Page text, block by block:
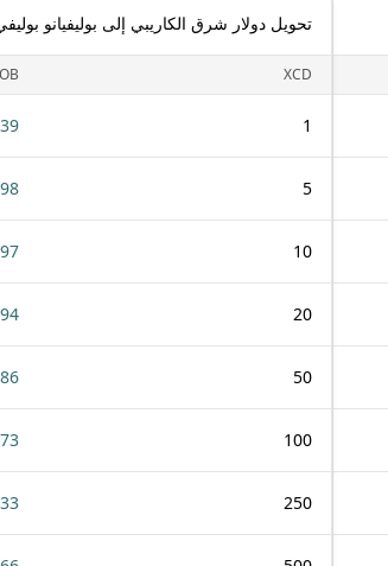
تحويل دولار شرق الكاريبي إلى بوليفيانو
XCD
1
5
10
20
50
100
250